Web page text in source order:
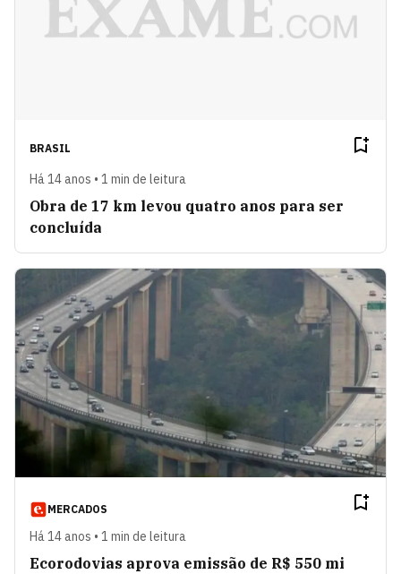
BRASIL
Há 14 anos • 1 min de leitura
Obra de 17 km levou quatro anos para ser
concluída
MERCADOS
Há 14 anos • 1 min de leitura
Ecorodovias aprova emissão de R$ 550 mi